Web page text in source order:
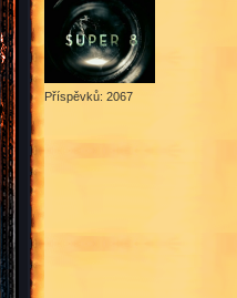
Příspěvků: 2067